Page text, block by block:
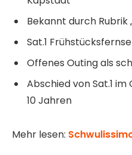
Bekannt durch Rubrik
Sat.1
Offenes Outing als
Abschied von Sat.1
10 Jahren
Mehr lesen: